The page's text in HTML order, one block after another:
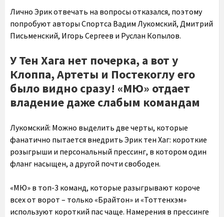
Лично Эрик отвечать на вопросы отказался, поэтому
попробуют авторы Спортса Вадим Лукомский, Дмитрий
Письменский, Игорь Сергеев и Руслан Копылов.
У Тен Хага нет почерка, а вот у
Клоппа, Артеты и Постекоглу его
было видно сразу! «МЮ» отдает
владение даже слабым командам
Лукомский: Можно выделить две черты, которые
фанатично пытается внедрить Эрик тен Хаг: короткие
розыгрыши и персональный прессинг, в котором один
фланг насыщен, а другой почти свободен.
«МЮ» в топ-3 команд, которые разыгрывают короче
всех от ворот – только «Брайтон» и «Тоттенхэм»
используют короткий пас чаще. Намерения в прессинге